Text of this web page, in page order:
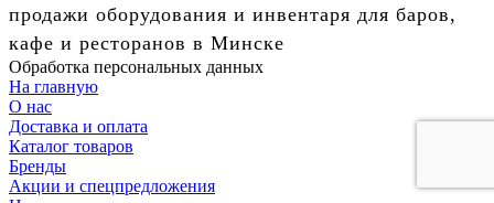
продажи оборудования и инвентаря для баров,
кафе и ресторанов в Минске
Обработка персональных данных
На главную
О нас
Доставка и оплата
Каталог товаров
Бренды
Акции и спецпредложения